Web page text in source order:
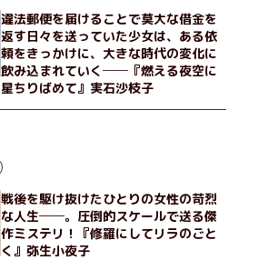
違法郵便を届けることで莫大な借金を
返す日々を送っていた少女は、ある依
頼をきっかけに、大きな時代の変化に
飲み込まれていく──『燃える夜空に
星ちりばめて』実石沙枝子
戦後を駆け抜けたひとりの女性の苛烈
な人生──。圧倒的スケールで送る傑
作ミステリ！『修羅にしてリラのごと
く』弥生小夜子